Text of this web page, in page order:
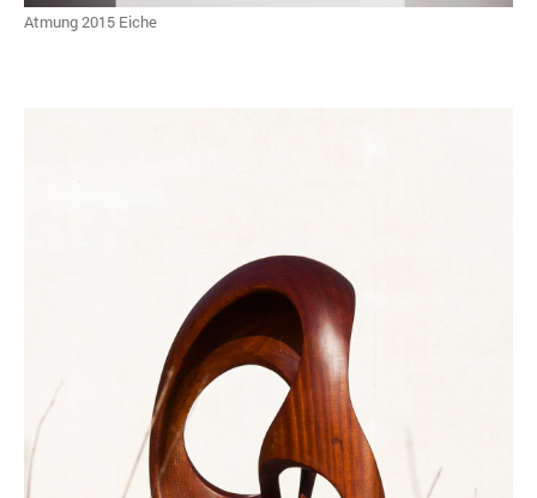
Atmung 2015 Eiche